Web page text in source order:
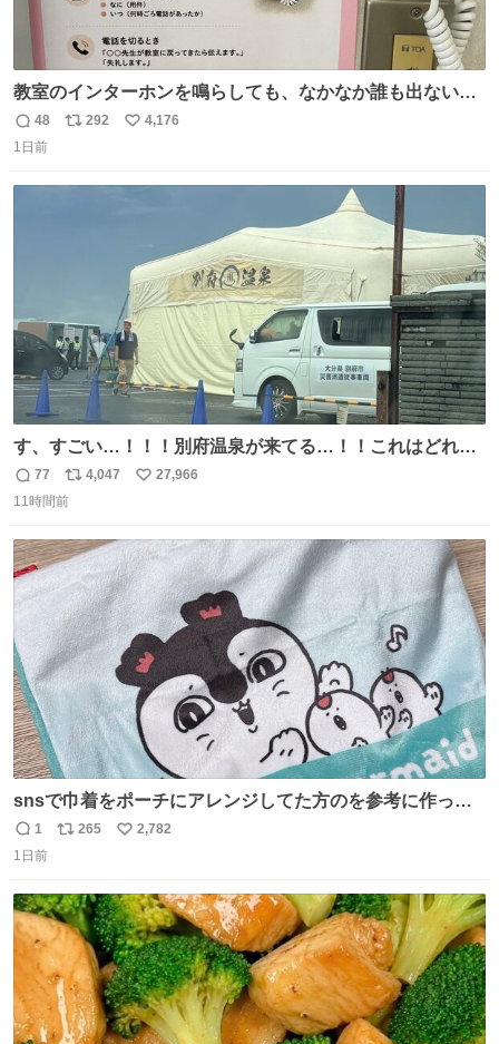
教室のインターホンを鳴らしても、なかなか誰も出ないこ
とがあります…。 もしかすると「電話の出方」に困ってい
るのかもしれません。 そこで「何を話せばいいか」が見え
返
信
48
リ
292
い
4,176
1日前
す、すごい…！！！別府温泉が来てる…！！これはどれぐ
らい待つんだろう…
返
信
77
リ
ポ
ト
数
4,047
い
数
27,966
11時間前
snsで巾着をポーチにアレンジしてた方のを参考に作って
みました🧵 裁縫は得意でないので、ザクザクの目測で縫い
ましたので悪しからず🙏🏻 裏地は人魚のウロコ風な柄にし
に入り⭐️
返
信
1
リ
ト
数
265
い
数
2,782
1日前